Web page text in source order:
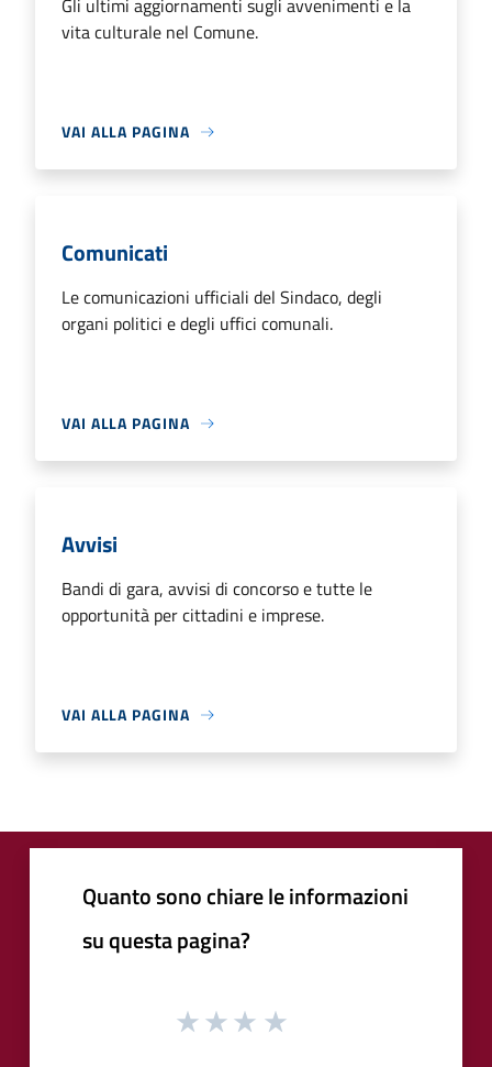
Gli ultimi aggiornamenti sugli avvenimenti e la
vita culturale nel Comune.
VAI ALLA PAGINA
Comunicati
Le comunicazioni ufficiali del Sindaco, degli
organi politici e degli uffici comunali.
VAI ALLA PAGINA
Avvisi
Bandi di gara, avvisi di concorso e tutte le
opportunità per cittadini e imprese.
VAI ALLA PAGINA
Quanto sono chiare le informazioni
su questa pagina?